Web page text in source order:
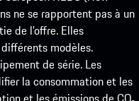
ne se rapportent pas à un
de l’offre. Elles
modèles.
de série. Les
la consommation et les